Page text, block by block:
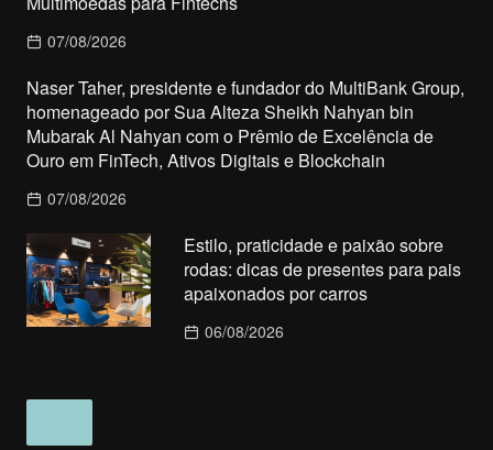
07/08/2026
Naser Taher, presidente e fundador do MultiBank Group,
homenageado por Sua Alteza Sheikh Nahyan bin
Mubarak Al Nahyan com o Prêmio de Excelência de
Ouro em FinTech, Ativos Digitais e Blockchain
07/08/2026
Estilo, praticidade e paixão sobre
rodas: dicas de presentes para pais
apaixonados por carros
06/08/2026